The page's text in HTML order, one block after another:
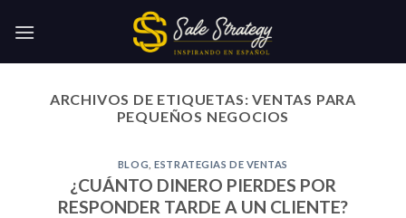
ARCHIVOS DE ETIQUETAS:VENTAS PARA
PEQUEÑOS NEGOCIOS
BLOG ,ESTRATEGIAS DE VENTAS
¿CUÁNTO DINERO PIERDES POR
RESPONDER TARDE A UN CLIENTE?